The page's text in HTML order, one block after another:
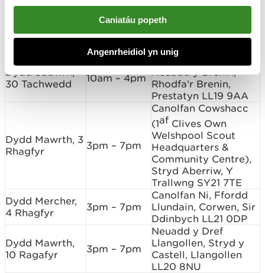
Caniatáu popeth
Angenrheidiol yn unig
16 Tachwedd
Cyhoeddus, Park
View/Stryd Fawr,
Llanfyllin SY22 5AA
Dydd Sadwrn,
30 Tachwedd
10am – 4pm
Canolfan Gymunedol
Neuadd y Brenin,
Rhodfa’r Brenin,
Prestatyn LL19 9AA
Dydd Mawrth, 3
Rhagfyr
3pm – 7pm
Canolfan Cowshacc
(1af Clives Own
Welshpool Scout
Headquarters &
Community Centre),
Stryd Aberriw, Y
Trallwng SY21 7TE
Dydd Mercher,
4 Rhagfyr
3pm – 7pm
Canolfan Ni, Ffordd
Llundain, Corwen, Sir
Ddinbych LL21 0DP
Dydd Mawrth,
10 Ragafyr
3pm – 7pm
Neuadd y Dref
Llangollen, Stryd y
Castell, Llangollen
LL20 8NU